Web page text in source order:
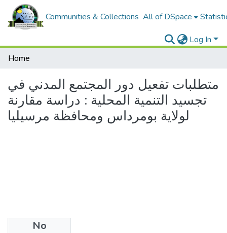
Communities & Collections All of DSpace
Log In
Home
متطلبات تفعيل دور المجتمع المدني في
تجسيد التنمية المحلية : دراسة مقارنة
لولاية بومرداس ومحافظة مرسيليا
No